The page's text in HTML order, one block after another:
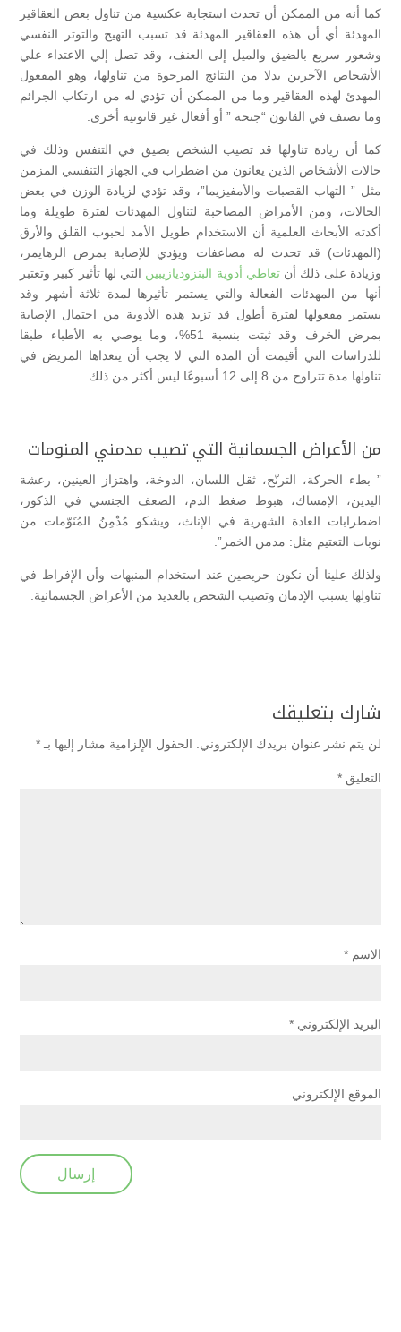
كما أنه من الممكن أن تحدث استجابة عكسية من تناول بعض العقاقير
المهدئة أي أن هذه العقاقير المهدئة قد تسبب التهيج والتوتر النفسي
وشعور سريع بالضيق والميل إلى العنف، وقد تصل إلي الاعتداء علي
الأشخاص الآخرين بدلا من النتائج المرجوة من تناولها، وهو المفعول
المهدئ لهذه العقاقير وما من الممكن أن تؤدي له من ارتكاب الجرائم
وما تصنف في القانون “جنحة ” أو أفعال غير قانونية أخرى.
كما أن زيادة تناولها قد تصيب الشخص بضيق في التنفس وذلك في
حالات الأشخاص الذين يعانون من اضطراب في الجهاز التنفسي المزمن
مثل ” التهاب القصبات والأمفيزيما”، وقد تؤدي لزيادة الوزن في بعض
الحالات، ومن الأمراض المصاحبة لتناول المهدئات لفترة طويلة وما
أكدته الأبحاث العلمية أن الاستخدام طويل الأمد لحبوب القلق والأرق
(المهدئات) قد تحدث له مضاعفات ويؤدي للإصابة بمرض الزهايمر،
وزيادة على ذلك أنتعاطي أدوية البنزوديازيبين التي لها تأثير كبير وتعتبر
أنها من المهدئات الفعالة والتي يستمر تأثيرها لمدة ثلاثة أشهر وقد
يستمر مفعولها لفترة أطول قد تزيد هذه الأدوية من احتمال الإصابة
بمرض الخرف وقد ثبتت بنسبة 51%، وما يوصي به الأطباء طبقا
للدراسات التي أقيمت أن المدة التي لا يجب أن يتعداها المريض في
تناولها مدة تتراوح من 8 إلى 12 أسبوعًا ليس أكثر من ذلك.
من الأعراض الجسمانية التي تصيب مدمني المنومات
” بطء الحركة، الترنّح، ثقل اللسان، الدوخة، واهتزاز العينين، رعشة
اليدين، الإمساك، هبوط ضغط الدم، الضعف الجنسي في الذكور،
اضطرابات العادة الشهرية في الإناث، ويشكو مُدْمِنُ المُنَوّمات من
نوبات التعتيم مثل: مدمن الخمر”.
ولذلك علينا أن نكون حريصين عند استخدام المنبهات وأن الإفراط في
تناولها يسبب الإدمان وتصيب الشخص بالعديد من الأعراض الجسمانية.
شارك بتعليقك
لن يتم نشر عنوان بريدك الإلكتروني. الحقول الإلزامية مشار إليها بـ *
التعليق *
الاسم *
البريد الإلكتروني *
الموقع الإلكتروني